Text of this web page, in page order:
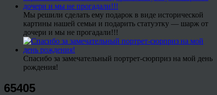
Мы решили сделать ему подарок в виде исторической
картины нашей семьи и подарить статуэтку — шарж от
дочери и мы не прогадали!!!
Спасибо за замечательный портрет-сюрприз на мой день
рождения!
65405